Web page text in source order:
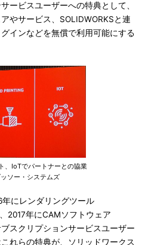
ービスユーザーへの特典として、
やサービス、SOLIDWORKSと連
インなどを無償で利用可能にする
、IoTでパートナーとの協業
ソー・システムズ
にレンダリングツール
2017年にCAMソフトウェア
ブスクリプションサービスユーザー
れらの特典が、ソリッドワークス